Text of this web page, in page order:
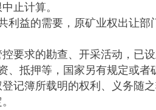
止计算。
的需要，原矿业权出让部
求的勘查、开采活动，已设
押等，国家另有规定或者
簿所载明的权利、义务随之